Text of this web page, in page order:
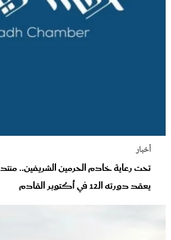
أخبار
تحت رعاية خادم الحرمين الشريفين..
يعقد دورته الـ12 في أكتوبر القادم